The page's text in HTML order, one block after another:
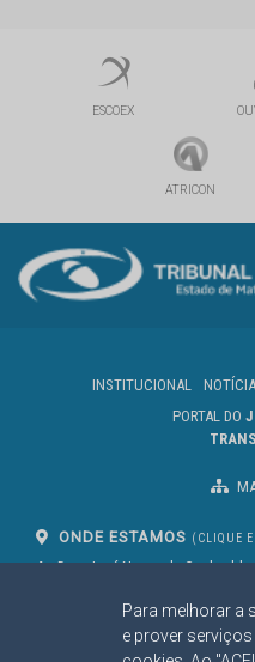
Para melhorar a
e prover
ESCOEX
ATRICON
INSTITUCIONAL
PORTAL DO
ONDE ESTAMOS (CLIQUE
Av. Des. José Nunes da Cunha,
Campo Grande/MS
CEP: 79031-310